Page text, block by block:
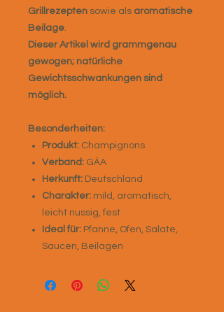
Grillrezepten sowie als aromatische
Beilage.
Dieser Artikel wird grammgenau
gewogen; natürliche
Gewichtsschwankungen sind
möglich.
Besonderheiten:
Produkt: Champignons
Verband: GÄA
Herkunft: Deutschland
Charakter: mild, aromatisch,
leicht nussig, fest
Ideal für: Pfanne, Ofen, Salate,
Saucen, Beilagen